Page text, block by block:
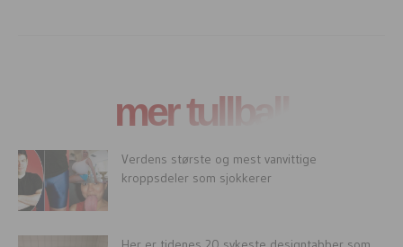
mer tullball
Verdens største og mest vanvittige
kroppsdeler som sjokkerer